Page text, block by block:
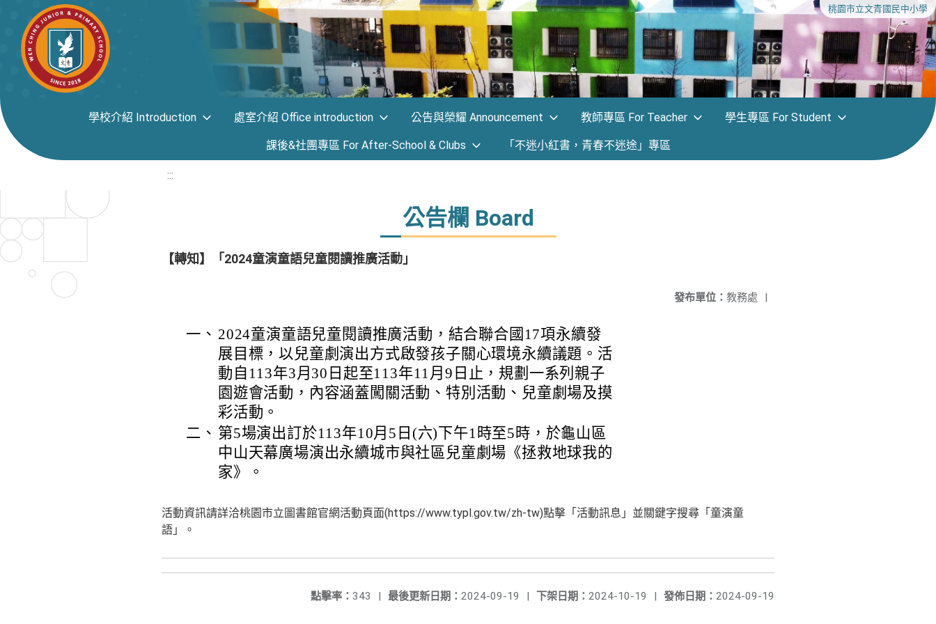
桃園市立文青國民中小學
學校介紹 Introduction 處室介紹 Office introduction 公告與榮耀 Announcement 教師專區 For Teacher 學生專區 For Student
課後&社團專區 For After-School & Clubs 「不迷小紅書，青春不迷途」專區
:::
公告欄 Board
【轉知】「2024童演童語兒童閱讀推廣活動」
發布單位： 教務處 |
一、 2024童演童語兒童閱讀推廣活動，結合聯合國17項永續發
展目標，以兒童劇演出方式啟發孩子關心環境永續議題。活
動自113年3月30日起至113年11月9日止，規劃一系列親子
園遊會活動，內容涵蓋闖關活動、特別活動、兒童劇場及摸
彩活動。
二、 第5場演出訂於113年10月5日(六)下午1時至5時，於龜山區
中山天幕廣場演出永續城市與社區兒童劇場《拯救地球我的
家》。
活動資訊請詳洽桃園市立圖書館官網活動頁面(https://www.typl.gov.tw/zh-tw)點擊「活動訊息」並關鍵字搜尋「童演童
語」。
發佈日期： 2024-09-19
下架日期： 2024-10-19 |
最後更新日期： 2024-09-19 |
點擊率： 343 |